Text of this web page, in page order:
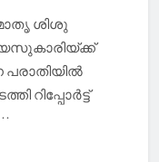
ശിശു
പരാതിയില്‍
റിപ്പോര്‍ട്ട്